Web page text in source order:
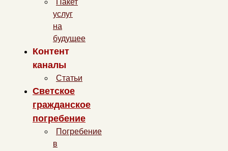
услуг
на
будущее
Контент
каналы
Статьи
Светское
гражданское
погребение
Погребение
в